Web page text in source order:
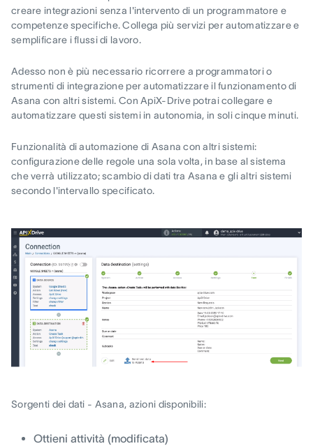
creare integrazioni senza l'intervento di un programmatore e
competenze specifiche. Collega più servizi per automatizzare e
semplificare i flussi di lavoro.
Adesso non è più necessario ricorrere a programmatori o
strumenti di integrazione per automatizzare il funzionamento di
Asana con altri sistemi. Con ApiX-Drive potrai collegare e
automatizzare questi sistemi in autonomia, in soli cinque minuti.
Funzionalità di automazione di Asana con altri sistemi:
configurazione delle regole una sola volta, in base al sistema
che verrà utilizzato; scambio di dati tra Asana e gli altri sistemi
secondo l'intervallo specificato.
Sorgenti dei dati - Asana, azioni disponibili:
Ottieni attività (modificata)